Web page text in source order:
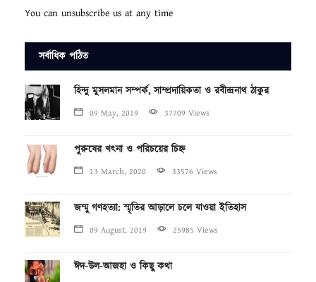
You can unsubscribe us at any time
সর্বাধিক পঠিত
হিন্দু মুসলমান সম্পর্ক, সাম্প্রদায়িকতা ও রবীন্দ্রনাথ ঠাকুর
09 May, 2019 37709 Views
পুরুষের খৎনা ও পরিচয়ের চিহ্ন
13 March, 2020 33576 Views
জম্মু গণহত্যা: স্মৃতির আড়ালে চলে যাওয়া ইতিহাস
09 August, 2019 25985 Views
ঈদ-উল-আজহা ও কিছু কথা